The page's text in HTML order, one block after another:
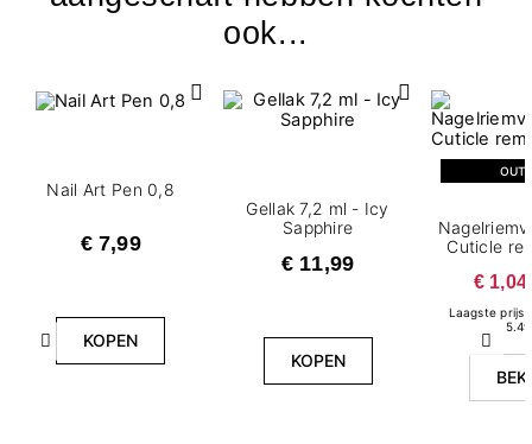
ook...
Vorige
Nail Art Pen 0,8
€ 7,99
KOPEN
Gellak 7,2 ml - Icy
Sapphire
€ 11,99
KOPEN
Cuticle
€ 1,04
Laagste prijs